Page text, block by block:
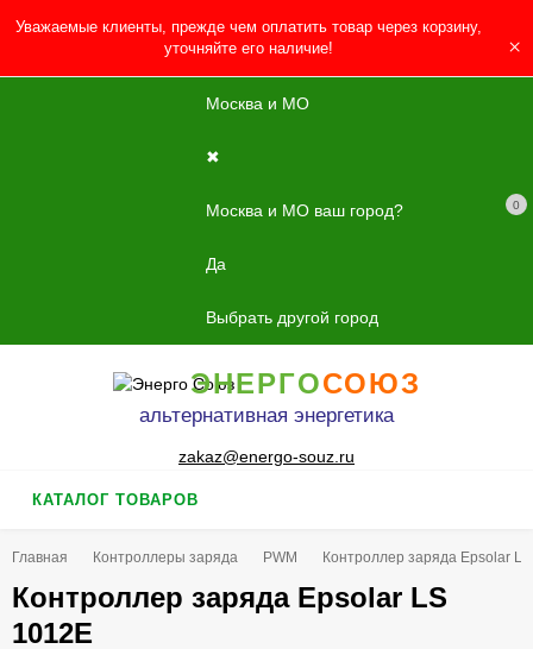
Уважаемые клиенты, прежде чем оплатить товар через корзину,
уточняйте его наличие!
×
Москва и МО
✖
Москва и МО ваш город?
Да
Выбрать другой город
0
ЭНЕРГОСОЮЗ
альтернативная энергетика
zakaz@energo-souz.ru
КАТАЛОГ ТОВАРОВ
Главная Контроллеры заряда PWM Контроллер заряда Epsolar
Контроллер заряда Epsolar LS
1012Е